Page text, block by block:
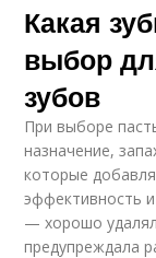
Какая
выбор
зубов
При выборе
назначение,
которые
эффективность
— хорошо
предупреждала